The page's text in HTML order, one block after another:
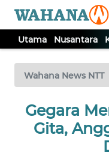
Utama Nusantara
Wahana News NTT
Gegara
Gita,
TV
Tutup
UTAMA